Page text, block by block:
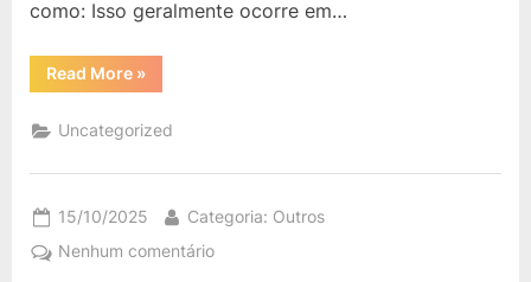
como: Isso geralmente ocorre em…
Read More“Proxmox:
Erro
instalar
em
com
10ª/11ª/12ª
Geração”
»
Uncategorized
Posted
on
15/10/2025 By
Categoria: Outros
Nenhum comentárioem